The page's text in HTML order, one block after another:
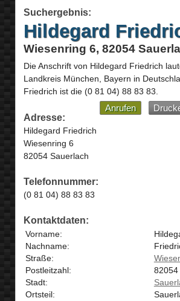
Suchergebnis:
Hildegard
Wiesenring 6, 82054
Die Anschrift von Hildegard Friedrich
Landkreis München, Bayern in
Friedrich ist die (0 81 04) 88 83 83.
Anrufen
Adresse:
Hildegard Friedrich
Wiesenring 6
82054 Sauerlach
Telefonnummer:
(0 81 04) 88 83 83
Kontaktdaten:
Vorname:
Nachname:
Straße:
Postleitzahl:
82054
Stadt:
Ortsteil: